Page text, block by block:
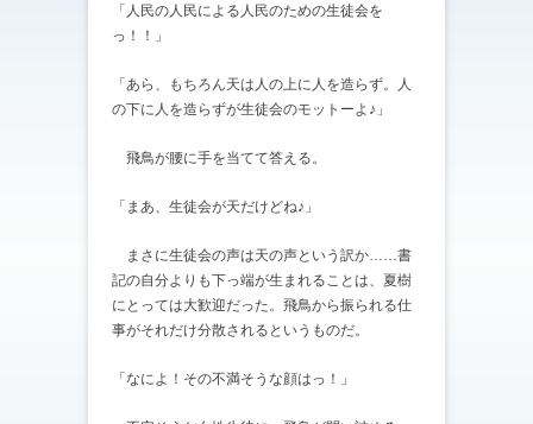
「人民の人民による人民のための生徒会を
っ！！」
「あら、もちろん天は人の上に人を造らず。人
の下に人を造らずが生徒会のモットーよ♪」
飛鳥が腰に手を当てて答える。
「まあ、生徒会が天だけどね♪」
まさに生徒会の声は天の声という訳か……書
記の自分よりも下っ端が生まれることは、夏樹
にとっては大歓迎だった。飛鳥から振られる仕
事がそれだけ分散されるというものだ。
「なによ！その不満そうな顔はっ！」